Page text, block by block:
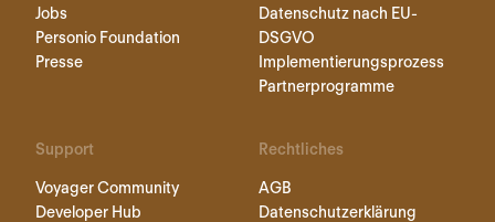
Jobs
Personio Foundation
Presse
Datenschutz nach EU-
DSGVO
Implementierungsprozess
Partnerprogramme
Support
Voyager Community
Developer Hub
Rechtliches
AGB
Datenschutzerklärung